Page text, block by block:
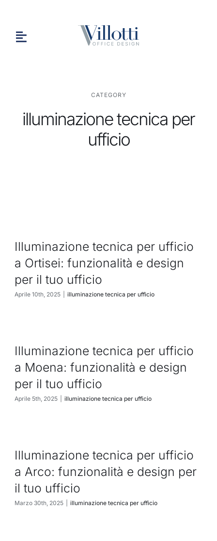
contenuto
Toggle
HOME
CHI SIAMO
CATEGORY
illuminazione tecnica per
ufficio
Illuminazione tecnica per ufficio
a Ortisei: funzionalità e design
per il tuo ufficio
Aprile 10th, 2025 illuminazione tecnica per ufficio
Illuminazione tecnica per ufficio
a Moena: funzionalità e design
per il tuo ufficio
Aprile 5th, 2025 illuminazione tecnica per ufficio
Illuminazione tecnica per ufficio
a Arco: funzionalità e design per
il tuo ufficio
Marzo 30th, 2025 illuminazione tecnica per ufficio